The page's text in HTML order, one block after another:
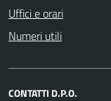
Uffici e orari
Numeri utili
CONTATTI D.P.O.